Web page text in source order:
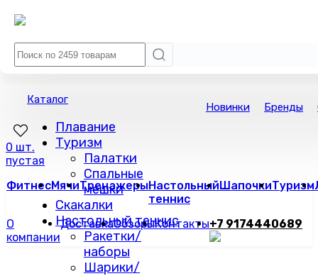
Каталог
Плавание
Туризм
Палатки
Спальные
мешки
Скакалки
Настольный теннис
Ракетки/
наборы
Шарики/
Новинки Бренды
0 шт.
пустая
ФитнесМячиТренажерыНастольный
теннис
ШапочкиТуризм
О
компании
ДоставкаОбзорыКонтакты+7 9174440689